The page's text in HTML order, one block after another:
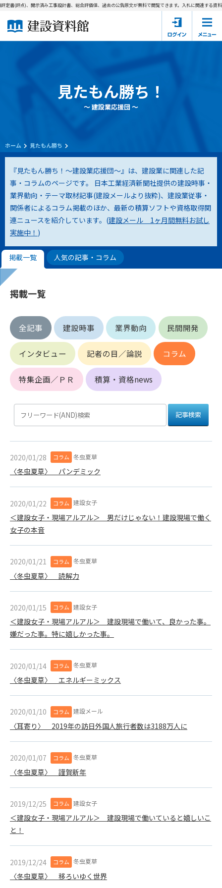
建設資料館とは
国土交通省の入札資料
会員登録について
サポーター会員一覧
会社概要 お問い合わせ
個人情報保護方針
会員規約
(評点)、開示済み工事設計書、総合評価値、過去の公告原文が無料で閲覧できます。入札に関連する資料→
見たもん勝ち！
～ 建設業応援団 ～
ホーム 見たもん勝ち
『見たもん勝ち！～建設業応援団～』は、建設業に関連した記
事・コラムのページです。 日本工業経済新聞社提供の建設時事・
業界動向・テーマ取材記事(建設メールより抜粋)、建設業従事・
関係者によるコラム掲載のほか、最新の積算ソフトや資格取得関
連ニュースを紹介しています。(建設メール 1ヶ月間無料お試し
実施中！ )
掲載一覧 人気の記事・コラム
掲載一覧
全記事 建設時事 業界動向 民間開発
インタビュー 記者の目／論説 コラム
特集企画／ＰＲ 積算・資格news
2020/01/28 コラム 冬虫夏草
〈冬虫夏草〉 パンデミック
2020/01/22 コラム 建設女子
＜建設女子・現場アルアル＞ 男だけじゃない！建設現場で働く
女子の本音
2020/01/21 コラム 冬虫夏草
〈冬虫夏草〉 読解力
2020/01/15 コラム 建設女子
＜建設女子・現場アルアル＞ 建設現場で働いて、良かった事。
嫌だった事。特に嬉しかった事。
2020/01/14 コラム 冬虫夏草
〈冬虫夏草〉 エネルギーミックス
2020/01/10 コラム 建設メール
〈耳寄り〉 2019年の訪日外国人旅行者数は3188万人に
2020/01/07 コラム 冬虫夏草
〈冬虫夏草〉 謹賀新年
2019/12/25 コラム 建設女子
＜建設女子・現場アルアル＞ 建設現場で働いていると嬉しいこ
と！
2019/12/24 コラム 冬虫夏草
〈冬虫夏草〉 移ろいゆく世界
会員サービスの利用条件等について定めるものです。
2. 管理者が建設資料館WEB上で随時掲載するルールは本規約の
一部を構成するものとします。
第2条（規約の変更）
本規約は、会員の了承を得ることなく、随時変更されることが
あります。変更内容は、建設資料館WEB上に表示した時点で直
ちに全ての会員が了承したものとみなします。
会員とは、本規約を承諾の上、所定の会員申込手続きを完了
後、管理者がこれを承認した者をいいます。
第4条（会員の定義と登録）
1. 管理者は前条により審査の結果、会員申込みをした者が以下
員としての権限を承認しないことがあります。
(1) 会員申し込みをした者が実在しなかった場合
(2) 本規約に違反した場合/li>
(3) 会員申し込みの際、申告事項に虚偽があった場合
(4) 会員申込者が管理者所定の手続き通りに会員申込手続き処
理を行わなかった場合
(5) その他管理者が会員とすることを不適当と判断した場合
当することが判明した場合、会員資格を取り消すことがあり
ます。
1. 会員は申込の際に管理者が発行したIDおよびパスワードの使
用および管理について責任を負うものとします。
ん。
3. 会員は、IDおよびパスワードの管理不十分、使用上の過誤、
第三者（他の会員を含む）の使用等による損害について責任
を負うものとし、管理者は一切責任を負いません。
第6条（会員の禁止事項）
1. 会員は建設資料館WEB上で以下の行為をしないものとしま
す。
(1) 第三者または管理者の著作権、その他知的所有権を侵害す
る行為
(2) 第三者または管理者の財産、プライバシー等を侵害する行
為
(3) 第三者または管理者を誹謗中傷する行為
(4) 有害なコンピュータプログラム等を送信又は書き込む行為
(5) 第三者に不利益を与える行為
(6) 管理者が承認していない営利を目的とした行為
(7) 公序良俗に反する行為
(8) 犯罪的行為に結びつく行為
(9) その他、法律に反する行為
(10) 建設資料館から知り得た情報及びダウンロードした情報
を、営利を目的として第三者に転売し、または転売のため
に第三者に提供すること
第7条（登録内容の削除）
管理者は、会員が登録した内容が以下に該当する、またはその
(1) 登録されている情報が、第6条の定める禁止事項に該当する
と管理者が、判断した場合
(2) 建設資料館の運営および保守管理上、必要と判断した場合
(3) 広告掲載料金の支払が遅延した場合
第8条（サービスの変更・中止等）
管理者は、会員の承諾なく、本サービス内容の変更(新規追加、